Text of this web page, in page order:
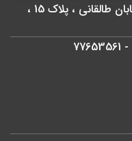
استان تهران، شهر تهران، خیابان طالقانی ، پلاک 15 ،